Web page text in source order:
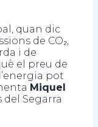
quan dic
de CO₂,
i de
el preu de
pot
Miquel
del Segarra